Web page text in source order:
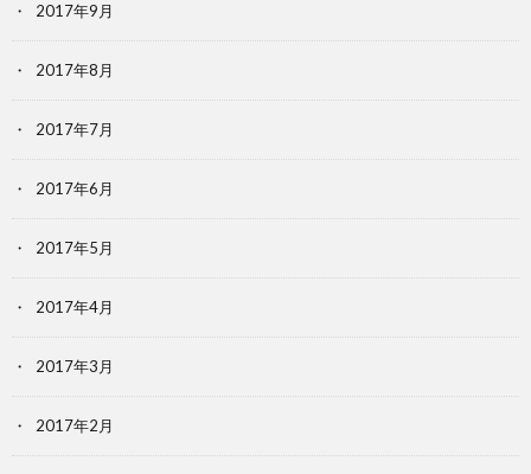
2017年9月
2017年8月
2017年7月
2017年6月
2017年5月
2017年4月
2017年3月
2017年2月